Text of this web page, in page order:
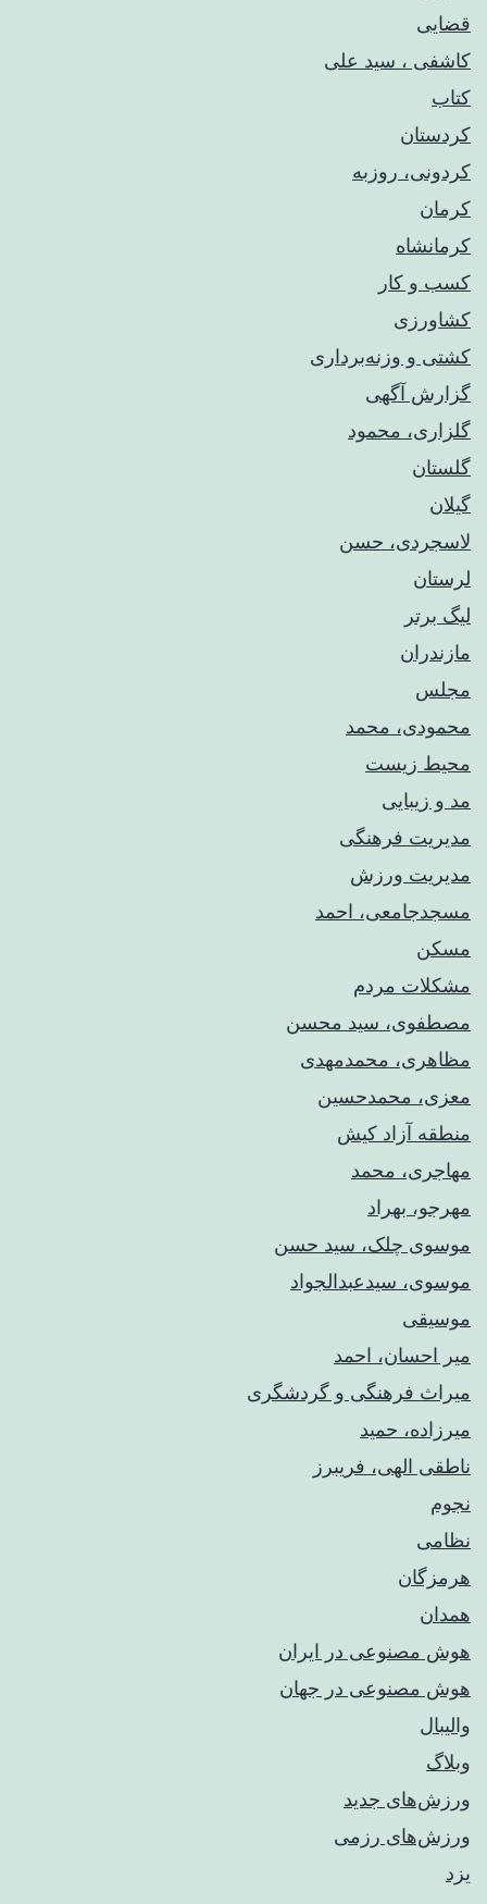
قضایی
کاشفی ، سید علی
کتاب
کردستان
کردونی، روزبه
کرمان
کرمانشاه
کسب و کار
کشاورزی
کشتی و وزنه‌برداری
گزارش آگهی
گلزاری، محمود
گلستان
گیلان
لاسجردی، حسن
لرستان
لیگ برتر
مازندران
مجلس
محمودی، محمد
محیط زیست
مد و زیبایی
مدیریت فرهنگی
مدیریت ورزش
مسجدجامعی، احمد
مسکن
مشکلات مردم
مصطفوی، سید محسن
مظاهری، محمدمهدی
معزی، محمدحسین
منطقه آزاد کیش
مهاجری، محمد
مهرجو، بهراد
موسوی چلک، سید حسن
موسوی، سیدعبدالجواد
موسیقی
میر احسان، احمد
میراث فرهنگی و گردشگری
میرزاده، حمید
ناطقی الهی، فریبرز
نجوم
نظامی
هرمزگان
همدان
هوش مصنوعی در ایران
هوش مصنوعی در جهان
والیبال
وبلاگ
ورزش‌های جدید
ورزش‌های رزمی
یزد